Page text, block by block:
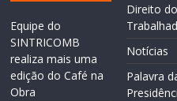
Equipe do
SINTRICOMB
realiza mais uma
edição do Café na
Obra
Direito do
Notícias
Palavra